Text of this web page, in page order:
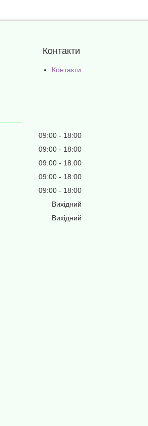
Контакти
Контакти
09:00
18:00
09:00
18:00
09:00
18:00
09:00
18:00
09:00
18:00
Вихідний
Вихідний